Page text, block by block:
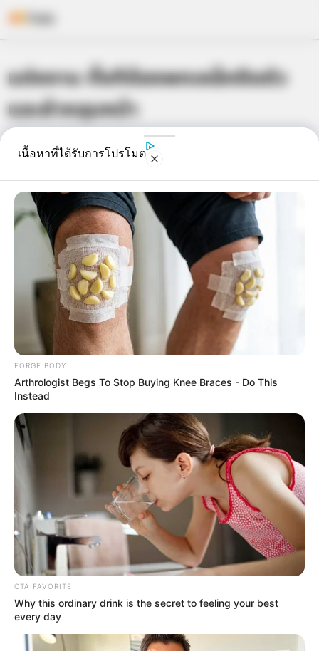
to
content
แต่งงาน ทั้งทีต้องพกเหล็กติดตัว
และผ้าคลุมหน้า
เจ้าหมอดู 25 ก.ค. 2013
แชร์
ความเชื่อของชาวอิตาลี เชื่อกันว่าจะ แต่งงานกัน เจ้าบ่าว
จะต้องพกเหล็กติดตัว ส่วนเจ้าสาวต้องมีผ้าคลุมหน้า แต่จะ
ด้วยเหตุผลประการใด วันนี้Horoscope.Mthai.com
คำตอบมาฝากครับ
เนื้อหาที่ได้รับการโปรโมต
FORGE BODY
Arthrologist Begs To Stop Buying Knee Braces - Do This
Instead
CTA FAVORITE
Why this ordinary drink is the secret to feeling your best
every day